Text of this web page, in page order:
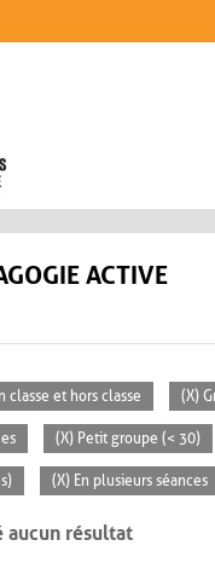
ACTIVE
classe et hors classe (X)
(X) Petit groupe (< 30)
(X) En plusieurs séances
aucun résultat